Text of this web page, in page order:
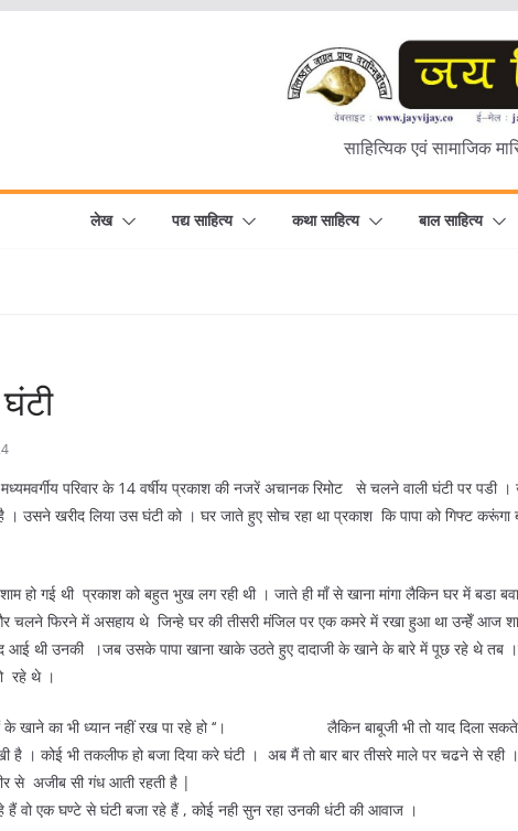
साहित्यिक एवं सामाजिक
लेख पद्य साहित्य कथा साहित्य बाल साहित्य
परिवार के 14 वर्षीय प्रकाश की नजरें अचानक रिमोट से चलने वाली घंटी पर पडी ।
उसने खरीद लिया उस घंटी को । घर जाते हुए सोच रहा था प्रकाश कि पापा को गिफ्ट
गई थी प्रकाश को बहुत भुख लग रही थी । जाते ही माँ से खाना मांगा लैकिन घर में बडा
चलने फिरने में असहाय थे जिन्हे घर की तीसरी मंजिल पर एक कमरे में रखा हुआ था उन्हेँ आज
आई थी उनकी ।जब उसके पापा खाना खाके उठते हुए दादाजी के खाने के बारे में पूछ रहे थे तब
रहे थे ।
के खाने का भी ध्यान नहीं रख पा रहे हो ‘‘। लैकिन बाबूजी भी तो याद दिला सकते
है । कोई भी तकलीफ हो बजा दिया करे घंटी । अब मैं तो बार बार तीसरे माले पर चढने से
से अजीब सी गंध आती रहती है |
घण्टे से घंटी बजा रहे हैं , कोई नही सुन रहा उनकी धंटी की आवाज ।